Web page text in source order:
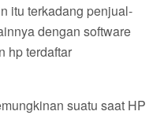
itu terkadang penjual-
dengan software
hp terdaftar
suatu saat HP